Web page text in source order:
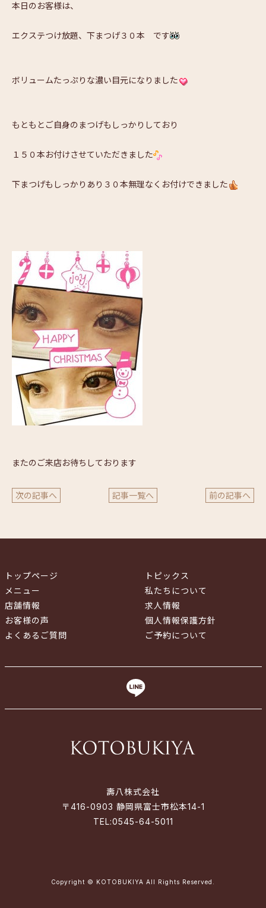
本日のお客様は、
エクステつけ放題、下まつげ３０本 です
ボリュームたっぷりな濃い目元になりました
もともとご自身のまつげもしっかりしており
１５０本お付けさせていただきました
下まつげもしっかりあり３０本無理なくお付けできました
またのご来店お待ちしております
次の記事へ 記事一覧へ 前の記事へ
トップページ
メニュー
店舗情報
お客様の声
よくあるご質問
トピックス
私たちについて
求人情報
個人情報保護方針
ご予約について
壽八株式会社
〒416-0903 静岡県富士市松本14-1
TEL:0545-64-5011
Copyright © KOTOBUKIYA All Rights Reserved.